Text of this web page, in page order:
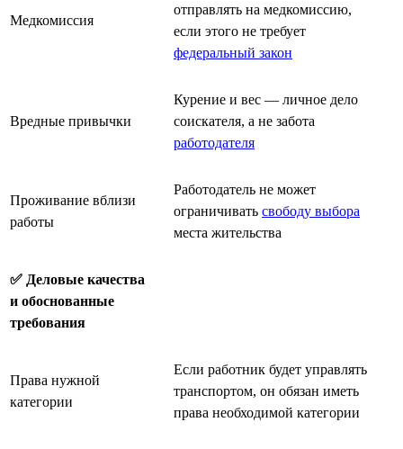
Медкомиссия
отправлять на медкомиссию,
если этого не требует
федеральный закон
Вредные привычки
Курение и вес — личное дело
соискателя, а не забота
работодателя
Проживание вблизи
работы
Работодатель не может
ограничивать свободу выбора
места жительства
✅ Деловые качества
и обоснованные
требования
Права нужной
категории
Если работник будет управлять
транспортом, он обязан иметь
права необходимой категории